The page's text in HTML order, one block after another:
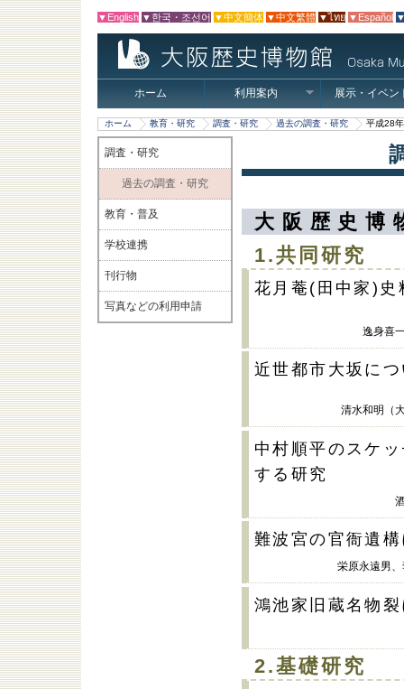
▼English ▼한국・조선어 ▼中文簡体 ▼中文繁體 ▼ไทย ▼Español
ホーム 利用案内 展示・イベン
ホーム 教育・研究 調査・研究 過去の調査・研究 平成28
調査・研究
過去の調査・研究
教育・普及
学校連携
刊行物
写真などの利用申請
大阪歴史博
1.共同研究
花月菴(田中家)史
逸身喜
近世都市大坂に
清水和明（
中村順平のスケ
する研究
難波宮の官衙遺
栄原永遠男
鴻池家旧蔵名物
2.基礎研究